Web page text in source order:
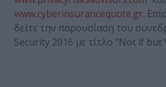
www.cyberinsurancequote.gr.
δείτε την παρουσίαση του
Security 2016 με τίτλο “Not if but